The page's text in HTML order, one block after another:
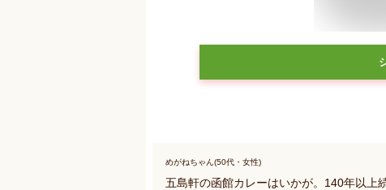
めがねちゃん(50代・女性)
五島軒の函館カレーはいかが。140年以上